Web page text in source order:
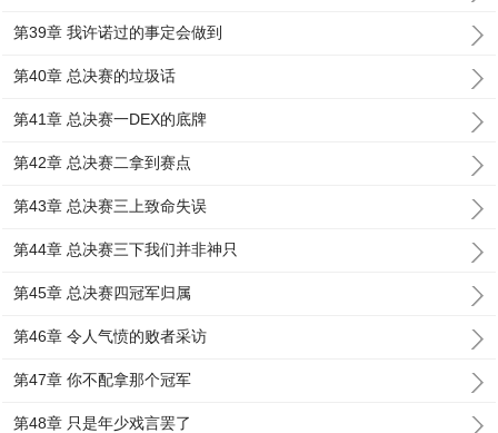
第39章 我许诺过的事定会做到
第40章 总决赛的垃圾话
第41章 总决赛一DEX的底牌
第42章 总决赛二拿到赛点
第43章 总决赛三上致命失误
第44章 总决赛三下我们并非神只
第45章 总决赛四冠军归属
第46章 令人气愤的败者采访
第47章 你不配拿那个冠军
第48章 只是年少戏言罢了